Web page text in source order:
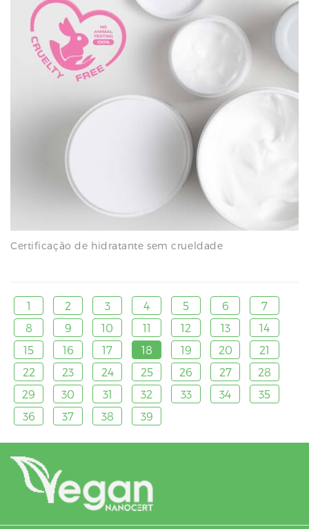
Certificação de hidratante sem crueldade
1 2 3 4 5 6
7
8
9 10 11 12 13
14
15
16 17 18 19 20
21
22
23 24 25 26 27
28
29
30 31 32 33 34
35
36
37 38 39